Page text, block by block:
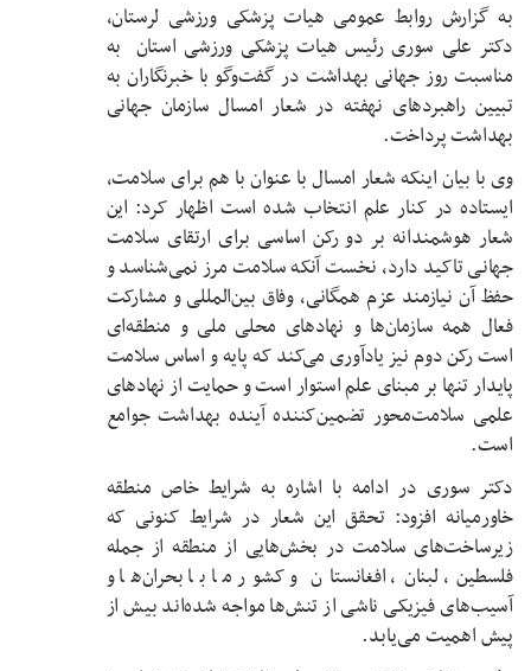
به گزارش روابط عمومی هیات پزشکی ورزشی لرستان،
دکتر علی سوری رئیس هیات پزشکی ورزشی استان به
مناسبت روز جهانی بهداشت در گفت‌وگو با خبرنگاران به
تبیین راهبردهای نهفته در شعار امسال سازمان جهانی
بهداشت پرداخت.
وی با بیان اینکه شعار امسال با عنوان با هم برای سلامت،
ایستاده در کنار علم انتخاب شده است اظهار کرد: این
شعار هوشمندانه بر دو رکن اساسی برای ارتقای سلامت
جهانی تاکید دارد، نخست آنکه سلامت مرز نمی‌شناسد و
حفظ آن نیازمند عزم همگانی، وفاق بین‌المللی و مشارکت
فعال همه سازمان‌ها و نهادهای محلی ملی و منطقه‌ای
است رکن دوم نیز یادآوری می‌کند که پایه و اساس سلامت
پایدار تنها بر مبنای علم استوار است و حمایت از نهادهای
علمی سلامت‌محور تضمین‌کننده آینده بهداشت جوامع
است.
دکتر سوری در ادامه با اشاره به شرایط خاص منطقه
خاورمیانه افزود: تحقق این شعار در شرایط کنونی که
زیرساخت‌های سلامت در بخش‌هایی از منطقه از جمله
فلسطین، لبنان، افغانستان و کشور ما با بحران‌ها و
آسیب‌های فیزیکی ناشی از تنش‌ها مواجه شده‌اند بیش از
پیش اهمیت می‌یابد.